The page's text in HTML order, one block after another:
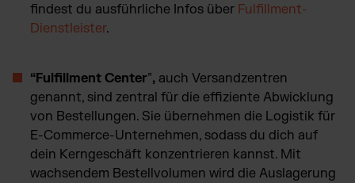
findest du ausführliche Infos über Fulfillment-
Dienstleister.
“Fulfillment Center”, auch Versandzentren
genannt, sind zentral für die effiziente Abwicklung
von Bestellungen. Sie übernehmen die Logistik für
E-Commerce-Unternehmen, sodass du dich auf
dein Kerngeschäft konzentrieren kannst. Mit
wachsendem Bestellvolumen wird die Auslagerung